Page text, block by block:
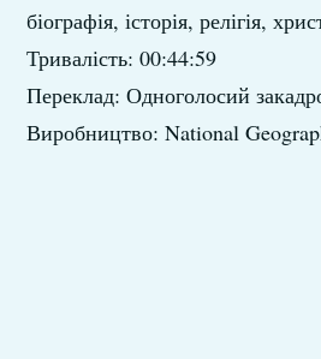
біографія, історія, релігія,
Тривалість: 00:44:59
Переклад: Одноголосий
Виробництво: National